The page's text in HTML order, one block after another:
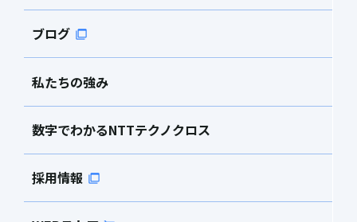
ブログ
私たちの強み
数字でわかるNTTテクノクロス
採用情報